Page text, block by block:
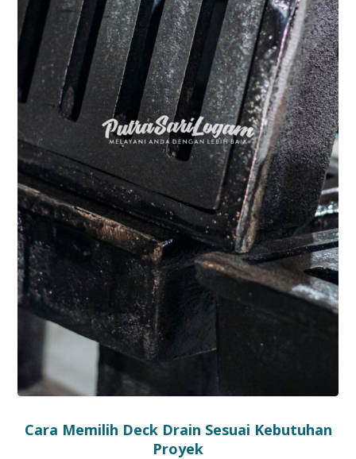
Cara Memilih Deck Drain Sesuai Kebutuhan
Proyek